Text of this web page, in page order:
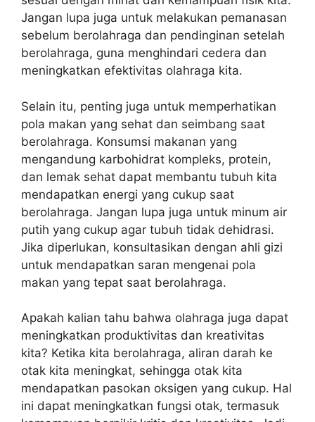
Jangan lupa juga untuk melakukan pemanasan
sebelum berolahraga dan pendinginan setelah
berolahraga, guna menghindari cedera dan
meningkatkan efektivitas olahraga kita.
Selain itu, penting juga untuk memperhatikan
pola makan yang sehat dan seimbang saat
berolahraga. Konsumsi makanan yang
mengandung karbohidrat kompleks, protein,
dan lemak sehat dapat membantu tubuh kita
mendapatkan energi yang cukup saat
berolahraga. Jangan lupa juga untuk minum air
putih yang cukup agar tubuh tidak dehidrasi.
Jika diperlukan, konsultasikan dengan ahli gizi
untuk mendapatkan saran mengenai pola
makan yang tepat saat berolahraga.
Apakah kalian tahu bahwa olahraga juga dapat
meningkatkan produktivitas dan kreativitas
kita? Ketika kita berolahraga, aliran darah ke
otak kita meningkat, sehingga otak kita
mendapatkan pasokan oksigen yang cukup. Hal
ini dapat meningkatkan fungsi otak, termasuk